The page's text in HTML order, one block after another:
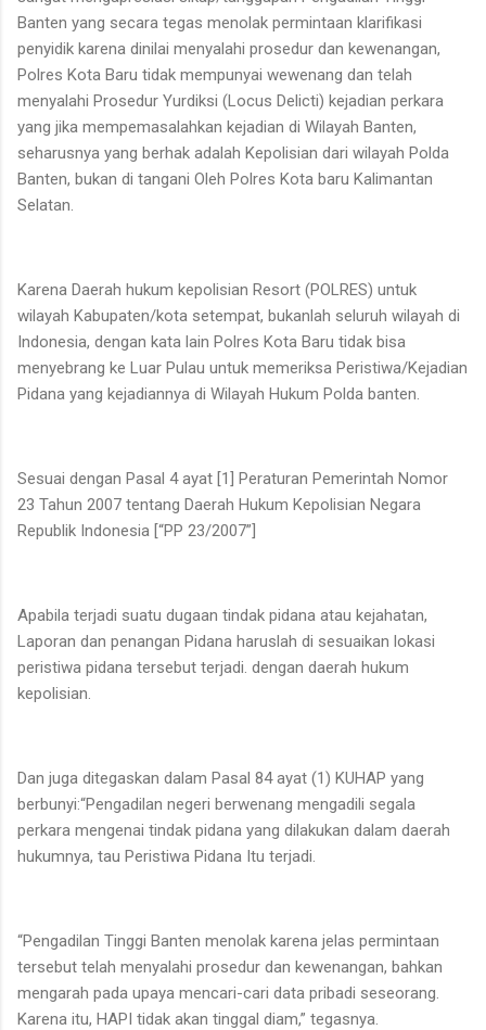
Banten yang secara tegas menolak permintaan klarifikasi
penyidik karena dinilai menyalahi prosedur dan kewenangan,
Polres Kota Baru tidak mempunyai wewenang dan telah
menyalahi Prosedur Yurdiksi (Locus Delicti) kejadian perkara
yang jika mempemasalahkan kejadian di Wilayah Banten,
seharusnya yang berhak adalah Kepolisian dari wilayah Polda
Banten, bukan di tangani Oleh Polres Kota baru Kalimantan
Selatan.
Karena Daerah hukum kepolisian Resort (POLRES) untuk
wilayah Kabupaten/kota setempat, bukanlah seluruh wilayah di
Indonesia, dengan kata lain Polres Kota Baru tidak bisa
menyebrang ke Luar Pulau untuk memeriksa Peristiwa/Kejadian
Pidana yang kejadiannya di Wilayah Hukum Polda banten.
Sesuai dengan Pasal 4 ayat [1] Peraturan Pemerintah Nomor
23 Tahun 2007 tentang Daerah Hukum Kepolisian Negara
Republik Indonesia [“PP 23/2007”]
Apabila terjadi suatu dugaan tindak pidana atau kejahatan,
Laporan dan penangan Pidana haruslah di sesuaikan lokasi
peristiwa pidana tersebut terjadi. dengan daerah hukum
kepolisian.
Dan juga ditegaskan dalam Pasal 84 ayat (1) KUHAP yang
berbunyi:“Pengadilan negeri berwenang mengadili segala
perkara mengenai tindak pidana yang dilakukan dalam daerah
hukumnya, tau Peristiwa Pidana Itu terjadi.
“Pengadilan Tinggi Banten menolak karena jelas permintaan
tersebut telah menyalahi prosedur dan kewenangan, bahkan
mengarah pada upaya mencari-cari data pribadi seseorang.
Karena itu, HAPI tidak akan tinggal diam,” tegasnya.